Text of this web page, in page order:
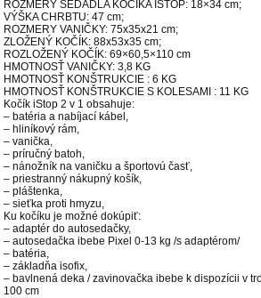
ROZMERY SEDADLA KOČÍKA ISTOP: 18×34 cm;
VÝŠKA CHRBTU: 47 cm;
ROZMERY VANIČKY: 75x35x21 cm;
ZLOŽENÝ KOČÍK: 88x53x35 cm;
ROZLOŽENÝ KOČÍK: 69×60,5×110 cm
HMOTNOSŤ VANIČKY: 3,8 KG
HMOTNOSŤ KONŠTRUKCIE : 6 KG
HMOTNOSŤ KONŠTRUKCIE S KOLESAMI : 11 KG
Kočík iStop 2 v 1 obsahuje:
– batéria a nabíjací kábel,
– hliníkový rám,
– vanička,
– príručný batoh,
– nánožník na vaničku a športovú časť,
– priestranný nákupný košík,
– pláštenka,
– sieťka proti hmyzu,
Ku kočíku je možné dokúpiť:
– adaptér do autosedačky,
– autosedačka ibebe Pixel 0-13 kg /s adaptérom/
– batéria,
– základňa isofix,
– bavlnená deka / zavinovačka ibebe k dispozícii v
100 cm